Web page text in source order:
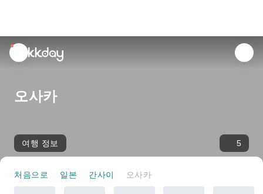
unread
notifications
오사카
여행 정보 5
처음으로 일본 간사이 오사카